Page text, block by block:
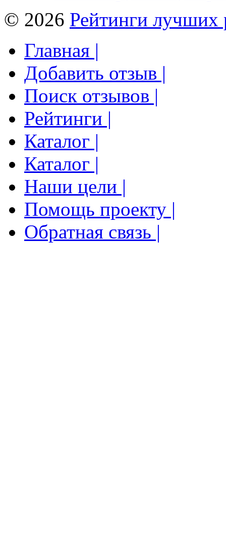
© 2026 Рейтинги лучших
Главная |
Добавить отзыв |
Поиск отзывов |
Рейтинги |
Каталог |
Каталог |
Наши цели |
Помощь проекту |
Обратная связь |